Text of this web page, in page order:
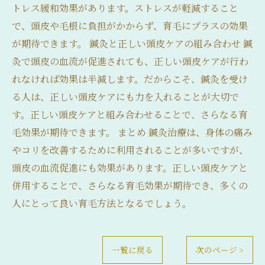
トレス緩和効果があります。ストレスが軽減すること
で、頭皮や毛根に負担がかからず、育毛にプラスの効果
が期待できます。 鍼灸と正しい頭皮ケアの組み合わせ 鍼
灸で頭皮の血流が促進されても、正しい頭皮ケアが行わ
れなければ効果は半減します。だからこそ、鍼灸を受け
る人は、正しい頭皮ケアにも力を入れることが大切で
す。正しい頭皮ケアと組み合わせることで、さらなる育
毛効果が期待できます。 まとめ 鍼灸治療は、身体の痛み
やコリを改善するために利用されることが多いですが、
頭皮の血流促進にも効果があります。正しい頭皮ケアと
併用することで、さらなる育毛効果が期待でき、多くの
人にとって良い育毛方法となるでしょう。
一覧に戻る 次のページ >